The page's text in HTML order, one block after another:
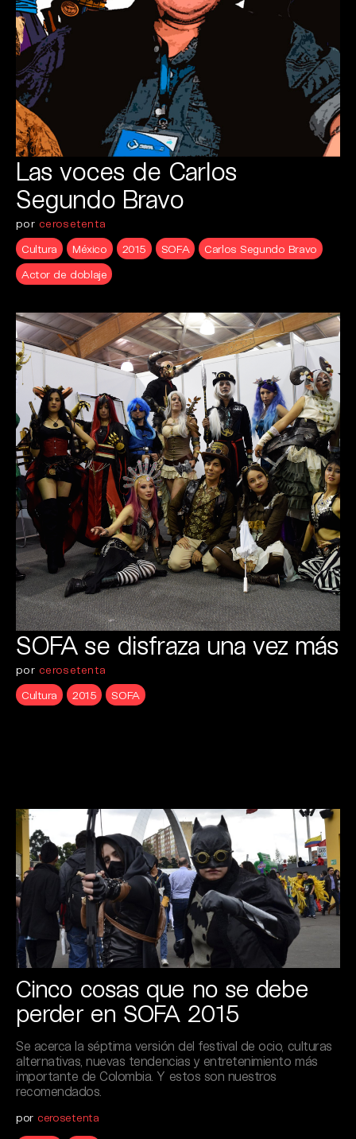
Las voces de Carlos
Segundo Bravo
por cerosetenta
Cultura
México 2015 SOFA
Carlos Segundo Bravo
Actor de doblaje
SOFA se disfraza una vez más
por cerosetenta
Cultura
2015 SOFA
Cinco cosas que no se debe
perder en SOFA 2015
Se acerca la séptima versión del festival de ocio, culturas
alternativas, nuevas tendencias y entretenimiento más
importante de Colombia. Y estos son nuestros
recomendados.
por cerosetenta